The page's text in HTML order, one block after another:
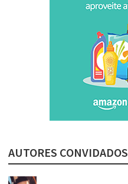
AUTORES CONVIDADOS